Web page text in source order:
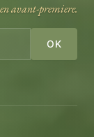
avant-premiere.
OK